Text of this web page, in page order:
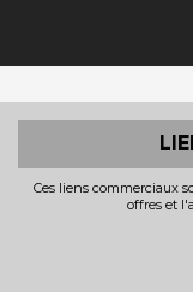
Ces liens commerciaux
offres et